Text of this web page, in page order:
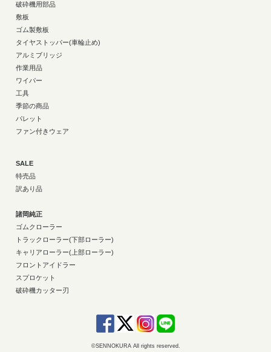
破砕機用部品
敷板
ゴム製敷板
タイヤストッパー(車輪止め)
アルミブリッジ
作業用品
ワイパー
工具
季節の商品
パレット
ファン付きウェア
SALE
特売品
訳あり品
諸岡純正
ゴムクローラー
トラックローラー(下部ローラー)
キャリアローラー(上部ローラー)
フロントアイドラー
スプロケット
破砕機カッター刃
©SENNOKURA All rights reserved.